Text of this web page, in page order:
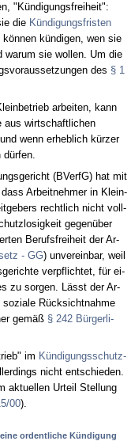
"Kün­di­gungs­frei­heit":
die Kün­di­gungs­fris­ten
kön­nen kün­di­gen, wen sie
war­um sie wol­len. Um die
des § 1
ar­bei­ten, kann
aus wirt­schaft­li­chen
wenn er­heb­lich kür­zer
dür­fen.
(BVerfG) hat mit
Ar­beit­neh­mer in Klein­
recht­lich nicht voll­
ge­gen­über
Be­rufs­frei­heit der Ar­
- GG) un­ver­ein­bar, weil
ver­pflich­tet, für ei­
zu sor­gen. Lässt der Ar­
so­zia­le Rück­sicht­nah­me
ge­mäß § 242 Bür­ger­li­
im Kün­di­gungs­schutz­
nicht ent­schie­den.
ak­tu­el­len Ur­teil Stel­lung
00).
or­dent­li­che Kündi­gung